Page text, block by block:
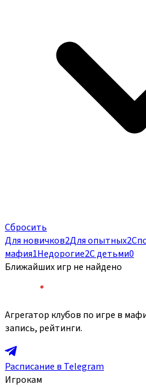
Сбросить
Для новичков2Для опытных2
мафия1Недорогие2С детьми0
Ближайших игр не найдено
Агрегатор клубов по игре в
запись, рейтинги.
Расписание в Telegram
Игрокам